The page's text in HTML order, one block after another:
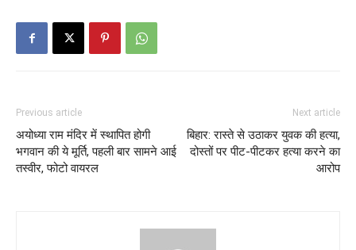
Previous article
अयोध्या राम मंदिर में स्थापित होगी
भगवान की ये मूर्ति, पहली बार सामने आई
तस्वीर, फोटो वायरल
Next article
बिहार: रास्ते से उठाकर युवक की हत्या,
दोस्तों पर पीट-पीटकर हत्या करने का
आरोप